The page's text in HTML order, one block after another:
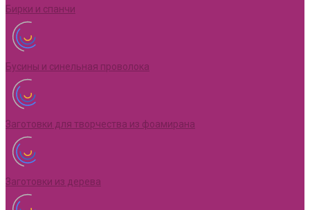
Бирки и спанчи
Бусины и синельная проволока
Заготовки для творчества из фоамирана
Заготовки из дерева